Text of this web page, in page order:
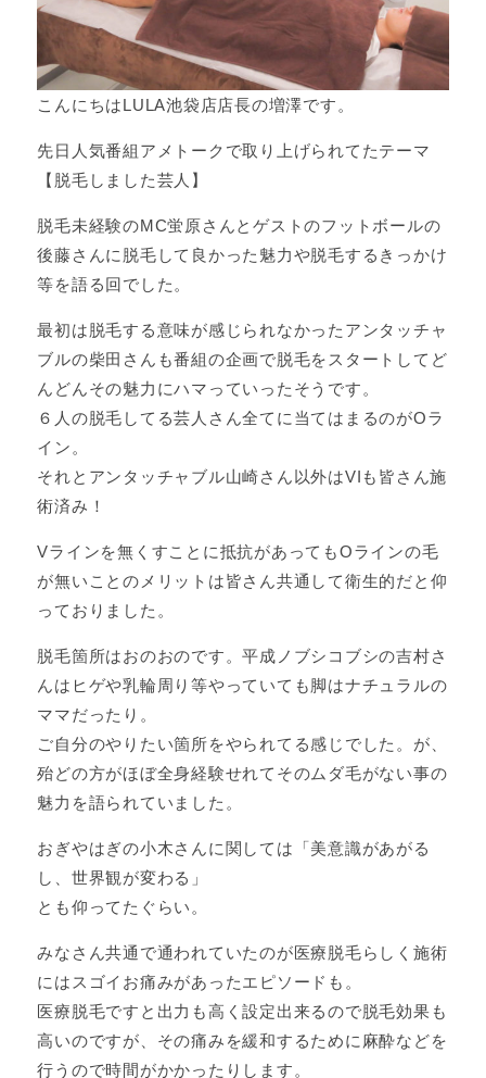
こんにちはLULA池袋店店長の増澤です。
先日人気番組アメトークで取り上げられてたテーマ
【脱毛しました芸人】
脱毛未経験のMC蛍原さんとゲストのフットボールの
後藤さんに脱毛して良かった魅力や脱毛するきっかけ
等を語る回でした。
最初は脱毛する意味が感じられなかったアンタッチャ
ブルの柴田さんも番組の企画で脱毛をスタートしてど
んどんその魅力にハマっていったそうです。
６人の脱毛してる芸人さん全てに当てはまるのがOラ
イン。
それとアンタッチャブル山崎さん以外はVIも皆さん施
術済み！
Vラインを無くすことに抵抗があってもOラインの毛
が無いことのメリットは皆さん共通して衛生的だと仰
っておりました。
脱毛箇所はおのおのです。平成ノブシコブシの吉村さ
んはヒゲや乳輪周り等やっていても脚はナチュラルの
ママだったり。
ご自分のやりたい箇所をやられてる感じでした。が、
殆どの方がほぼ全身経験せれてそのムダ毛がない事の
魅力を語られていました。
おぎやはぎの小木さんに関しては「美意識があがる
し、世界観が変わる」
とも仰ってたぐらい。
みなさん共通で通われていたのが医療脱毛らしく施術
にはスゴイお痛みがあったエピソードも。
医療脱毛ですと出力も高く設定出来るので脱毛効果も
高いのですが、その痛みを緩和するために麻酔などを
行うので時間がかかったりします。